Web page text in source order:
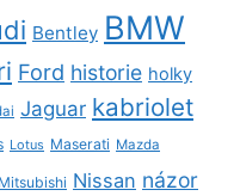
Bentley BMW
Ford historie holky
Jaguar kabriolet
Lotus Maserati Mazda
Mitsubishi Nissan názor